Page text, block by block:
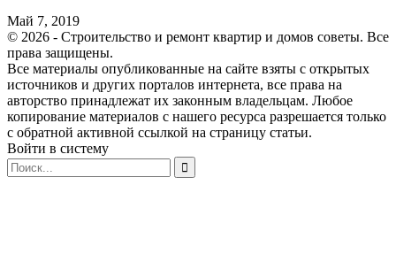
Май 7, 2019
© 2026 - Строительство и ремонт квартир и домов советы. Все
права защищены.
Все материалы опубликованные на сайте взяты с открытых
источников и других порталов интернета, все права на
авторство принадлежат их законным владельцам. Любое
копирование материалов с нашего ресурса разрешается только
с обратной активной ссылкой на страницу статьи.
Войти в систему